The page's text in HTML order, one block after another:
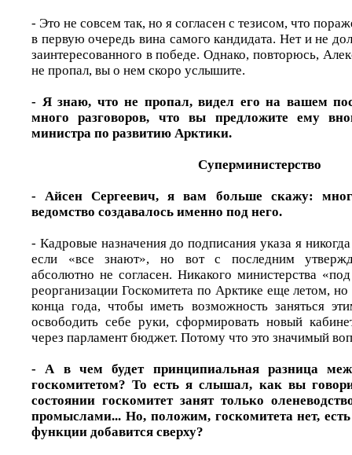
- Это не совсем так, но я согласен с тезисом, что
в первую очередь вина самого кандидата. Нет и не
заинтересованного в победе. Однако, повторюсь,
не пропал, вы о нем скоро услышите.
- Я знаю, что не пропал, видел его на вашем
много разговоров, что вы предложите ему
министра по развитию Арктики.
Суперминистерство
- Айсен Сергеевич, я вам больше скажу:
ведомство создавалось именно под него.
- Кадровые назначения до подписания указа я
если «все знают», но вот с последним
абсолютно не согласен. Никакого министерства
реорганизации Госкомитета по Арктике еще летом,
конца года, чтобы иметь возможность заняться
освободить себе руки, сформировать новый
через парламент бюджет. Потому что это значимый
- А в чем будет принципиальная разница
госкомитетом? То есть я слышал, как вы
состоянии госкомитет занят только
промыслами... Но, положим, госкомитета нет,
функции добавится сверху?